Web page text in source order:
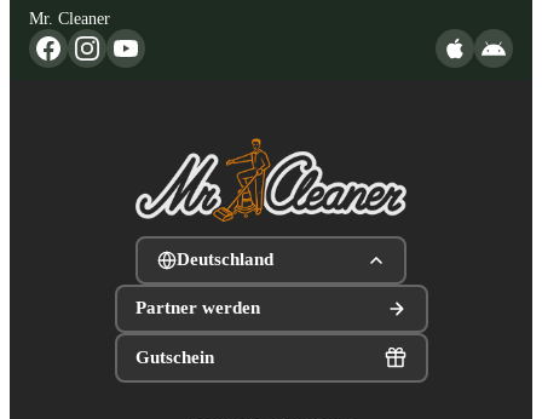
Mr. Cleaner
Deutschland
Partner werden
Gutschein